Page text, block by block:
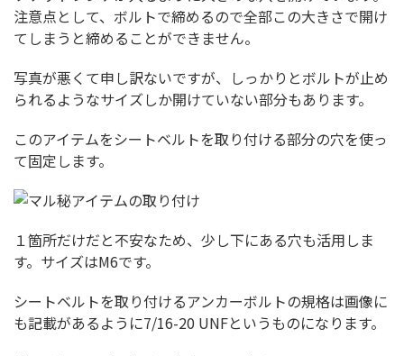
注意点として、ボルトで締めるので全部この大きさで開け
てしまうと締めることができません。
写真が悪くて申し訳ないですが、しっかりとボルトが止め
られるようなサイズしか開けていない部分もあります。
このアイテムをシートベルトを取り付ける部分の穴を使っ
て固定します。
１箇所だけだと不安なため、少し下にある穴も活用しま
す。サイズはM6です。
シートベルトを取り付けるアンカーボルトの規格は画像に
も記載があるように7/16-20 UNFというものになります。